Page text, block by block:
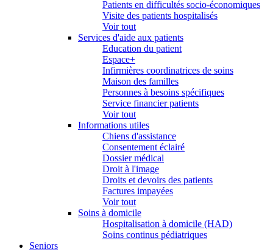
Patients en difficultés socio-économiques
Visite des patients hospitalisés
Voir tout
Services d'aide aux patients
Education du patient
Espace+
Infirmières coordinatrices de soins
Maison des familles
Personnes à besoins spécifiques
Service financier patients
Voir tout
Informations utiles
Chiens d'assistance
Consentement éclairé
Dossier médical
Droit à l'image
Droits et devoirs des patients
Factures impayées
Voir tout
Soins à domicile
Hospitalisation à domicile (HAD)
Soins continus pédiatriques
Seniors